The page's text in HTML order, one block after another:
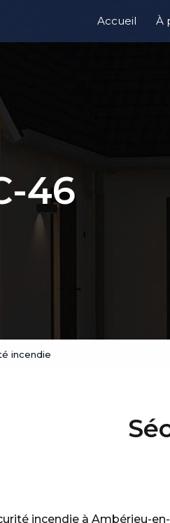
Accueil
À
46
incendie
incendie à Ambérieu-